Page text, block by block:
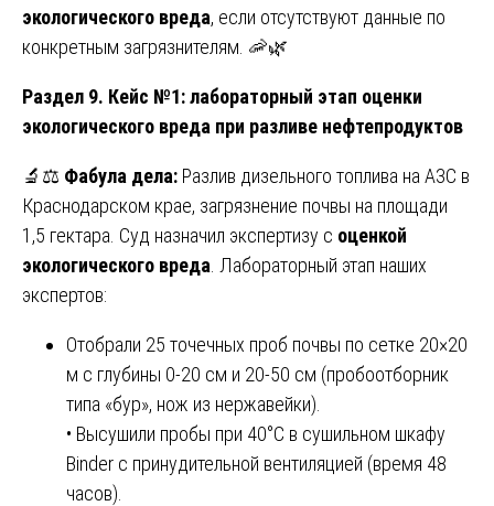
экологического вреда, если отсутствуют данные по
конкретным загрязнителям. 🦐🌿
Раздел 9. Кейс №1: лабораторный этап оценки
экологического вреда при разливе нефтепродуктов
🔬⚖️ Фабула дела: Разлив дизельного топлива на АЗС в
Краснодарском крае, загрязнение почвы на площади
1,5 гектара. Суд назначил экспертизу с оценкой
экологического вреда . Лабораторный этап наших
экспертов:
Отобрали 25 точечных проб почвы по сетке 20×20
м с глубины 0-20 см и 20-50 см (пробоотборник
типа «бур», нож из нержавейки).
• Высушили пробы при 40°C в сушильном шкафу
Binder с принудительной вентиляцией (время 48
часов).